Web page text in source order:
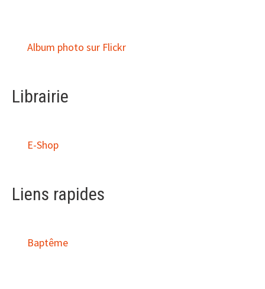
Album photo sur Flickr
Librairie
E-Shop
Liens rapides
Baptême